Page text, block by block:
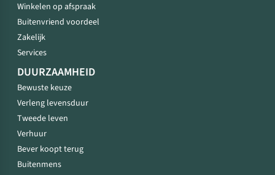
Winkelen op afspraak
Buitenvriend voordeel
Zakelijk
Services
DUURZAAMHEID
Bewuste keuze
Verleng levensduur
Tweede leven
Verhuur
Bever koopt terug
Buitenmens